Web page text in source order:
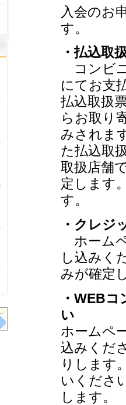
入会のお
す。
・払込取
コンビ
にてお支
払込取扱
らお取り
みされま
た払込取
取扱店舗
定します
す。
・クレジ
ホーム
し込みく
みが確定
・WEB
い
ホームペ
込みくだ
りします
いくださ
します。